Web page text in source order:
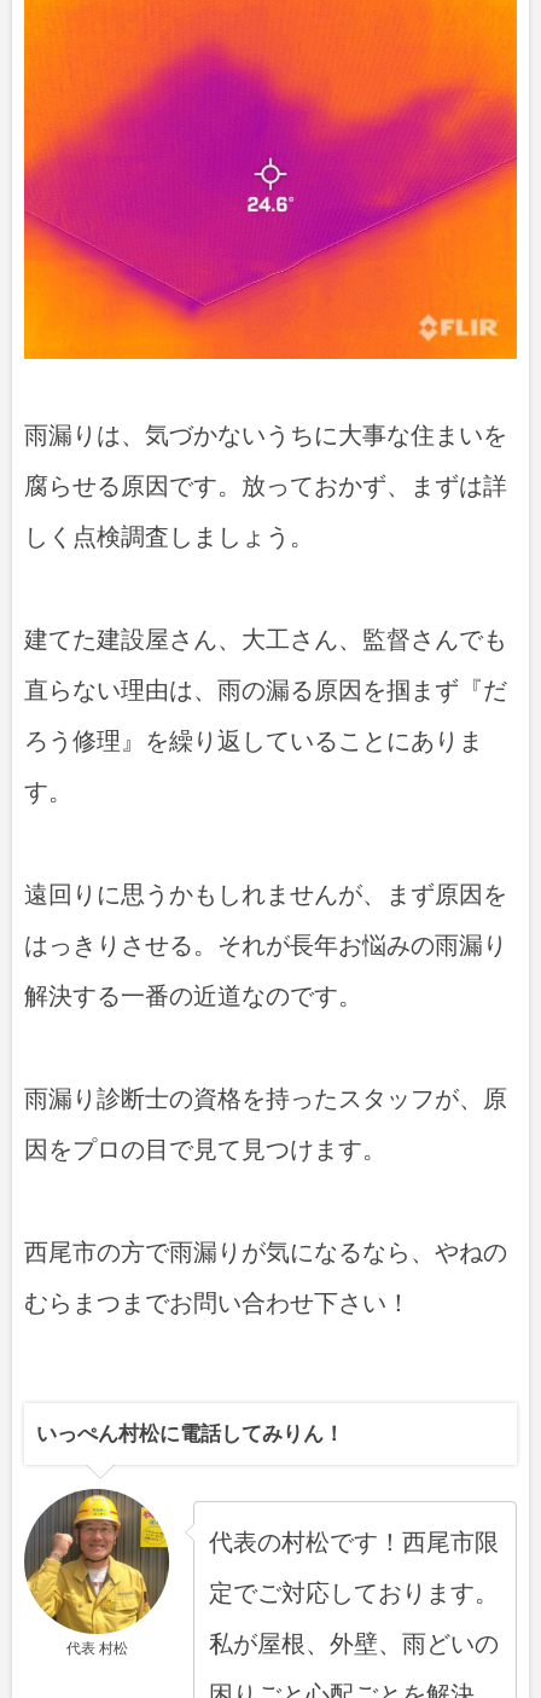
雨漏りは、気づかないうちに大事な住まいを
腐らせる原因です。放っておかず、まずは詳
しく点検調査しましょう。
建てた建設屋さん、大工さん、監督さんでも
直らない理由は、雨の漏る原因を掴まず『だ
ろう修理』を繰り返していることにありま
す。
遠回りに思うかもしれませんが、まず原因を
はっきりさせる。それが長年お悩みの雨漏り
解決する一番の近道なのです。
雨漏り診断士の資格を持ったスタッフが、原
因をプロの目で見て見つけます。
西尾市の方で雨漏りが気になるなら、やねの
むらまつまでお問い合わせ下さい！
いっぺん村松に電話してみりん！
代表 村松
代表の村松です！西尾市限
定でご対応しております。
私が屋根、外壁、雨どいの